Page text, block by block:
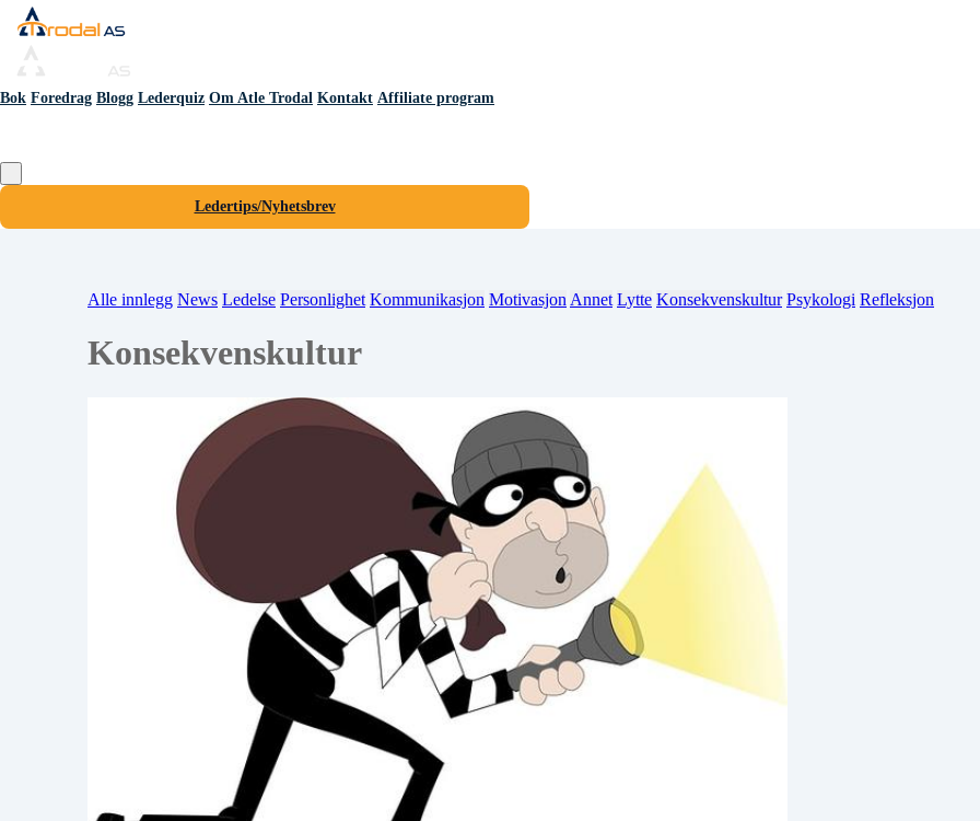
Bok Foredrag Blogg Lederquiz Om Atle Trodal Kontakt Affiliate program
Ledertips/Nyhetsbrev
Alle innlegg News Ledelse Personlighet Kommunikasjon Motivasjon Annet Lytte Konsekvenskultur Psykologi Refleksjon
Konsekvenskultur